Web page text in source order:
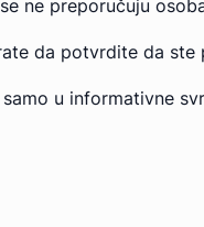
ne preporučuju
da potvrdite da ste
u informativne